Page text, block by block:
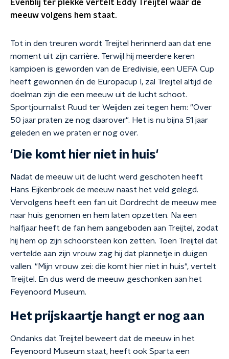
Evenblij ter plekke vertelt Eddy Treijtel waar de
meeuw volgens hem staat.
Tot in den treuren wordt Treijtel herinnerd aan dat ene
moment uit zijn carrière. Terwijl hij meerdere keren
kampioen is geworden van de Eredivisie, een UEFA Cup
heeft gewonnen én de Europacup I, zal Treijtel altijd de
doelman zijn die een meeuw uit de lucht schoot.
Sportjournalist Ruud ter Weijden zei tegen hem: "Over
50 jaar praten ze nog daarover". Het is nu bijna 51 jaar
geleden en we praten er nog over.
'Die komt hier niet in huis'
Nadat de meeuw uit de lucht werd geschoten heeft
Hans Eijkenbroek de meeuw naast het veld gelegd.
Vervolgens heeft een fan uit Dordrecht de meeuw mee
naar huis genomen en hem laten opzetten. Na een
halfjaar heeft de fan hem aangeboden aan Treijtel, zodat
hij hem op zijn schoorsteen kon zetten. Toen Treijtel dat
vertelde aan zijn vrouw zag hij dat plannetje in duigen
vallen. "Mijn vrouw zei: die komt hier niet in huis", vertelt
Treijtel. En dus werd de meeuw geschonken aan het
Feyenoord Museum.
Het prijskaartje hangt er nog aan
Ondanks dat Treijtel beweert dat de meeuw in het
Feyenoord Museum staat, heeft ook Sparta een